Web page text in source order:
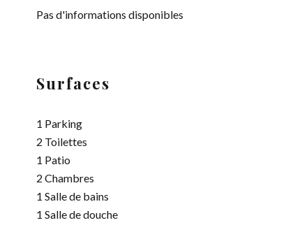
Pas d'informations disponibles
Surfaces
1 Parking
2 Toilettes
1 Patio
2 Chambres
1 Salle de bains
1 Salle de douche